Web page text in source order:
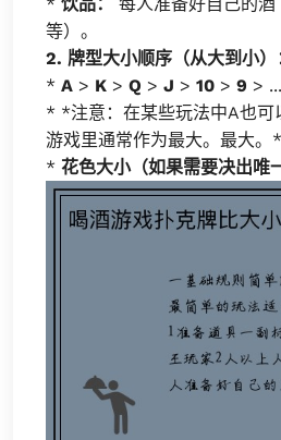
等）。
2. 牌型大小顺序（从大到小）
* A > K > Q > J > 10 > 9 >
* *注意：在某些玩法中A也可
游戏里通常作为最大。最大。*
* 花色大小（如果需要决出唯